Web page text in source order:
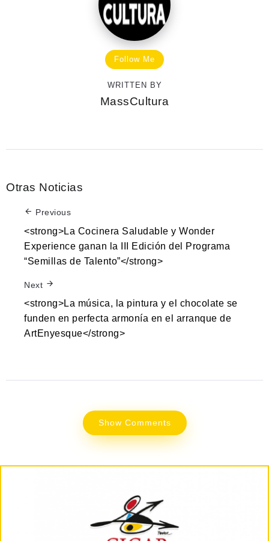
Follow Me
WRITTEN BY
MassCultura
Otras Noticias
Previous
<strong>La Cocinera Saludable y Wonder
Experience ganan la III Edición del Programa
“Semillas de Talento”</strong>
Next
<strong>La música, la pintura y el chocolate se
funden en perfecta armonía en el arranque de
ArtEnyesque</strong>
Show Comments